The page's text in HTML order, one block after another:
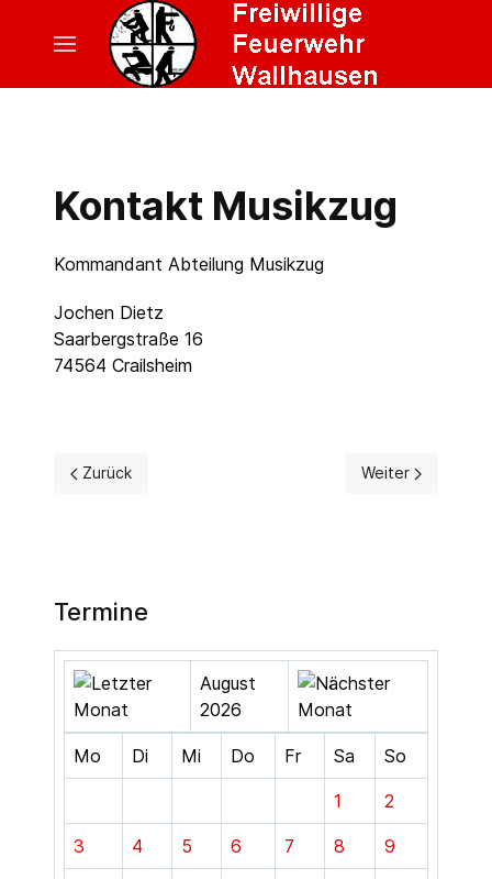
Kontakt Musikzug
Kommandant Abteilung Musikzug
Jochen Dietz
Saarbergstraße 16
74564 Crailsheim
Vorheriger Beitrag: Kontakt Jugendfeuerwehr
Zurück Nächster
Weiter
Termine
August
2026
Mo Di Mi Do Fr Sa So
1 2
3 4 5 6 7 8 9